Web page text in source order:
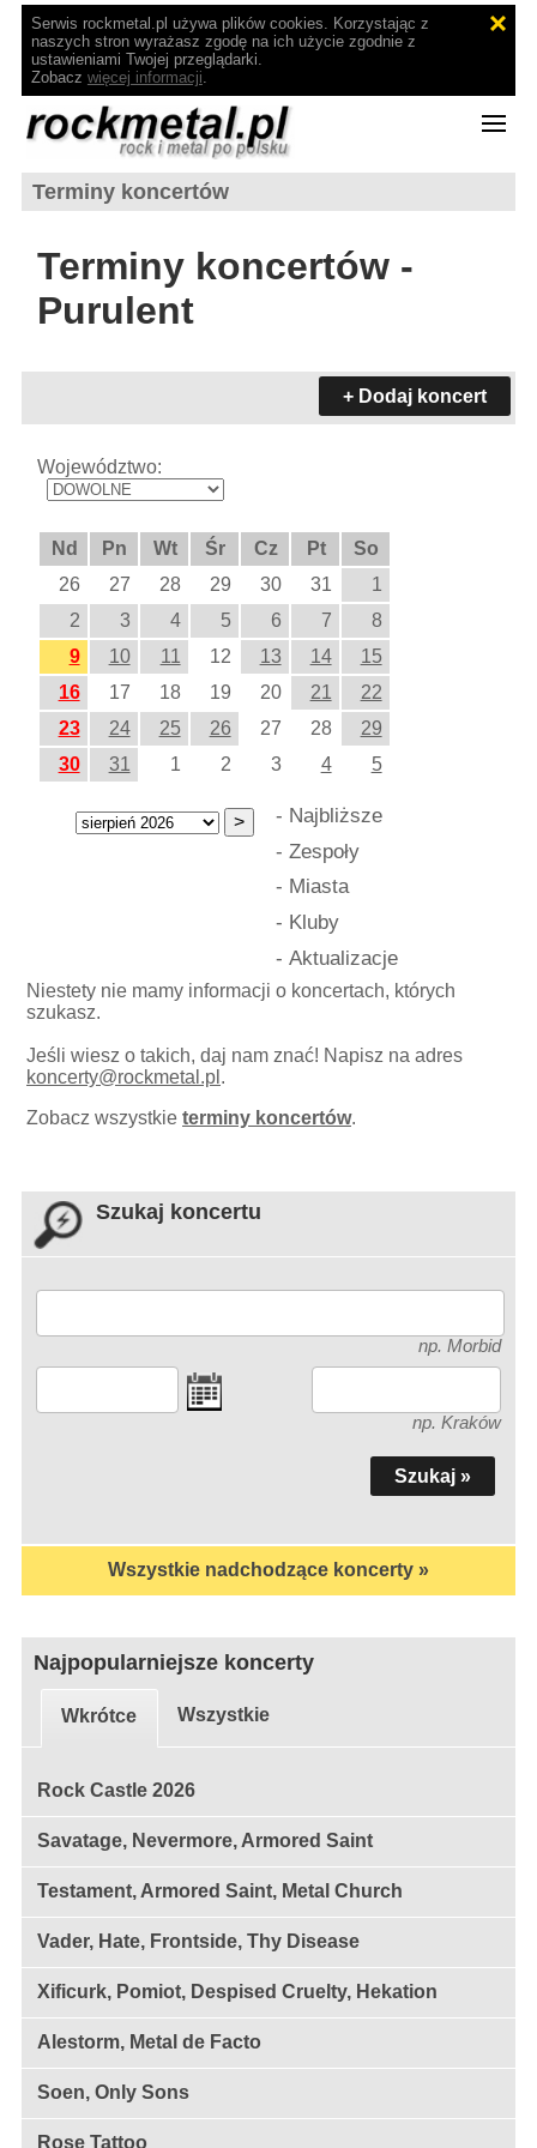
Serwis rockmetal.pl używa plików cookies. Korzystając z
naszych stron wyrażasz zgodę na ich użycie zgodnie z
ustawieniami Twojej przeglądarki.
Zobacz więcej informacji.
Terminy koncertów
Terminy koncertów -
Purulent
+ Dodaj koncert
Województwo:
Nd Pn Wt Śr Cz Pt
So
26
27 28 29 30 31
1
2
3 4 5 6 7
8
9
10 11 12 13 14
15
16
17 18 19 20 21
22
23
24 25 26 27 28
29
30
31 1 2 3 4 5
- Najbliższe
- Zespoły
- Miasta
- Kluby
- Aktualizacje
Niestety nie mamy informacji o koncertach, których
szukasz.
Jeśli wiesz o takich, daj nam znać! Napisz na adres
koncerty@rockmetal.pl .
Zobacz wszystkieterminy koncertów.
Szukaj koncertu
np. Morbid
np. Kraków
Wszystkie nadchodzące koncerty »
Najpopularniejsze koncerty
Wkrótce Wszystkie
Rock Castle 2026
Savatage, Nevermore, Armored Saint
Testament, Armored Saint, Metal Church
Vader, Hate, Frontside, Thy Disease
Xificurk, Pomiot, Despised Cruelty, Hekation
Alestorm, Metal de Facto
Soen, Only Sons
Rose Tattoo